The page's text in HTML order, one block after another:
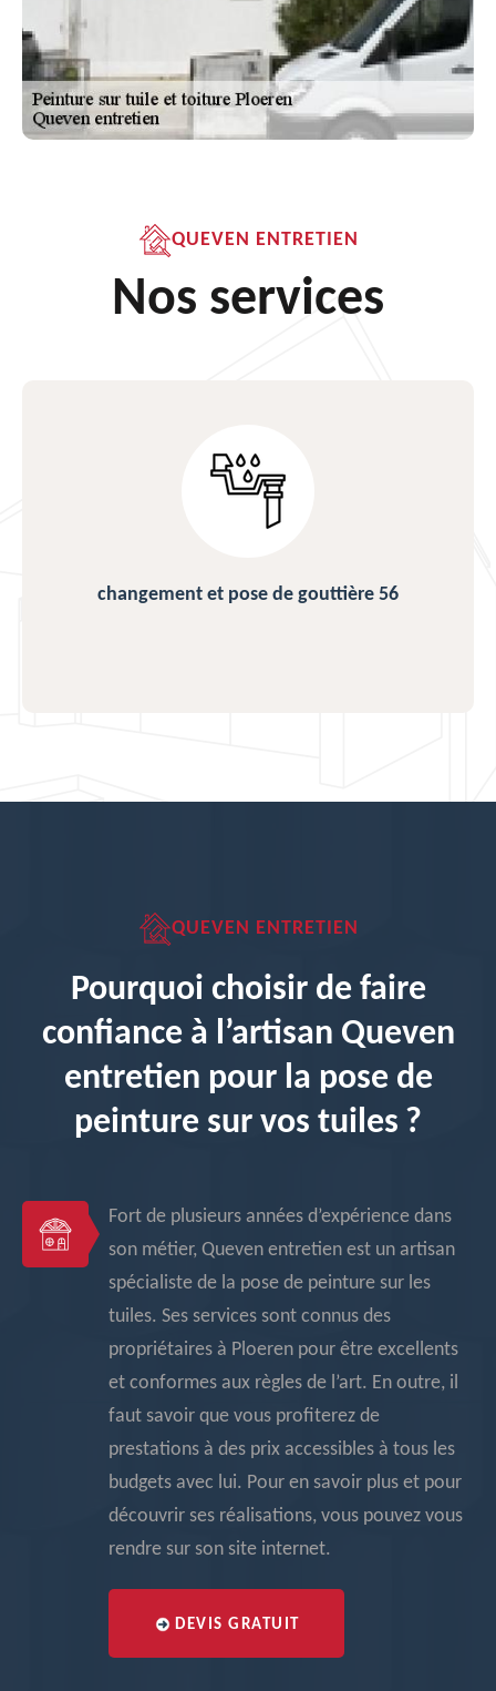
QUEVEN ENTRETIEN
Nos services
changement et pose de gouttière 56
QUEVEN ENTRETIEN
Pourquoi choisir de faire
confiance à l’artisan Queven
entretien pour la pose de
peinture sur vos tuiles ?
Fort de plusieurs années d’expérience dans
son métier, Queven entretien est un artisan
spécialiste de la pose de peinture sur les
tuiles. Ses services sont connus des
propriétaires à Ploeren pour être excellents
et conformes aux règles de l’art. En outre, il
faut savoir que vous profiterez de
prestations à des prix accessibles à tous les
budgets avec lui. Pour en savoir plus et pour
découvrir ses réalisations, vous pouvez vous
rendre sur son site internet.
DEVIS GRATUIT